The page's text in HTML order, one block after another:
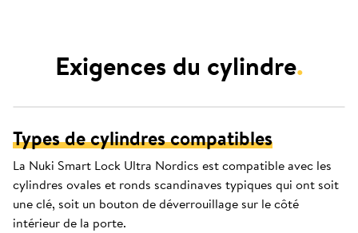
Exigences du cylindre.
Types de cylindres compatibles
La Nuki Smart Lock Ultra Nordics est compatible avec les
cylindres ovales et ronds scandinaves typiques qui ont soit
une clé, soit un bouton de déverrouillage sur le côté
intérieur de la porte.